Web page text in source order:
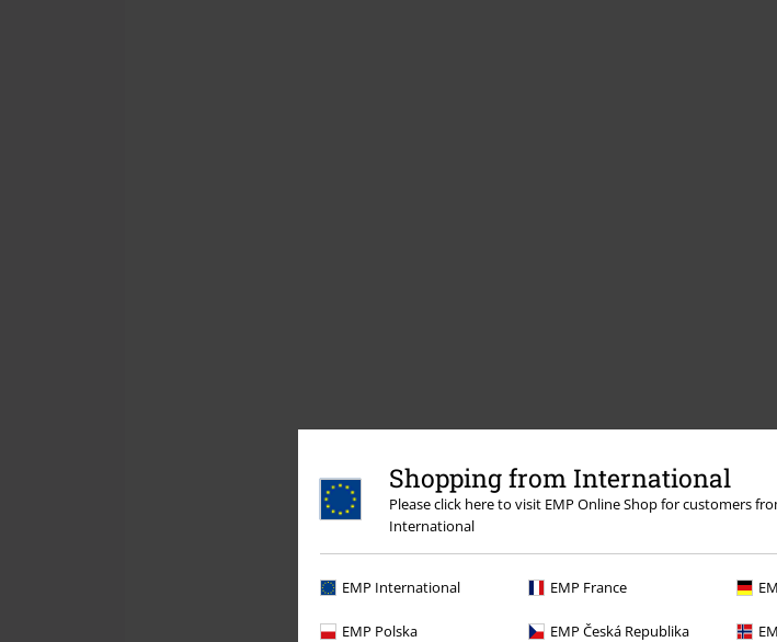
Shopping from International
Please click here to visit EMP Online Shop for customers
International
EMP International EMP France
EMP Polska EMP Česká Republika